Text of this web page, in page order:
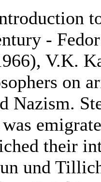
-
V.K.
on
Nazism.
their
und